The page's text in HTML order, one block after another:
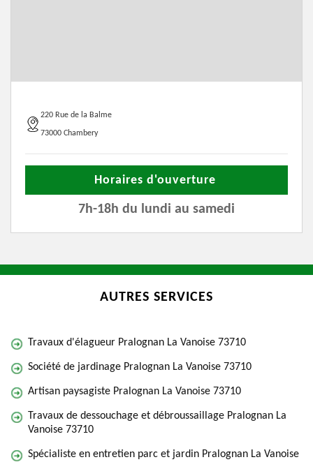
220 Rue de la Balme
73000 Chambery
Horaires d'ouverture
7h-18h du lundi au samedi
AUTRES SERVICES
Travaux d'élagueur Pralognan La Vanoise 73710
Société de jardinage Pralognan La Vanoise 73710
Artisan paysagiste Pralognan La Vanoise 73710
Travaux de dessouchage et débroussaillage Pralognan La
Vanoise 73710
Spécialiste en entretien parc et jardin Pralognan La Vanoise